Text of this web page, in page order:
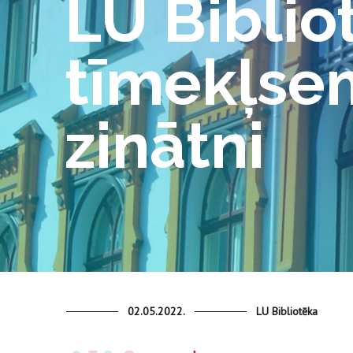
LU
zinātni
02.05.2022. LU Bibliotēka